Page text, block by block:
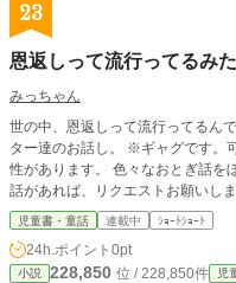
23
恩返しって流行ってるみ
みっちゃん
世の中、恩返しって流行ってるん
ター達のお話し。 ※ギャグです。可愛らしいおとぎ話のイメージをこわす可能
性があります。 色々なおとぎ話を
話があれば、リクエストお願いしま
児童書・童話 連載中 ｼｮｰﾄｼｮｰﾄ
24h.ポイント 0pt
小説 228,850 位 / 228,850件 児